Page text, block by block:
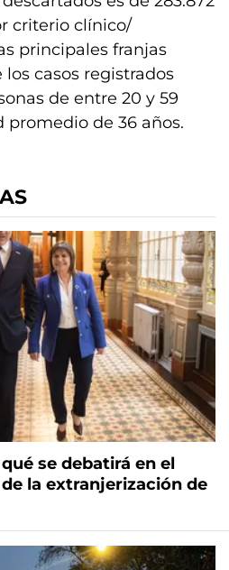
criterio clínico/
principales franjas
casos registrados
de entre 20 y 59
promedio de 36 años.
se debatirá en el
la extranjerización de